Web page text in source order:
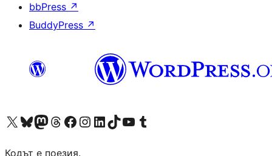
bbPress ↗
BuddyPress ↗
Visit our X (formerly Twitter) account
Visit our Bluesky account
Visit our Mastodon account
Visit our Threads account
Посетете нашата страница във Facebook
Посетете нашия профил в Instagram
Посетете нашия профил в LinkedIn
Visit our TikTok account
Visit our YouTube channel
Visit our Tumblr account
Кодът е поезия.